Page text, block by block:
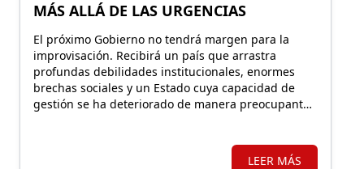
MÁS ALLÁ DE LAS URGENCIAS
El próximo Gobierno no tendrá margen para la
improvisación. Recibirá un país que arrastra
profundas debilidades institucionales, enormes
brechas sociales y un Estado cuya capacidad de
gestión se ha deteriorado de manera preocupante
LEER MÁS